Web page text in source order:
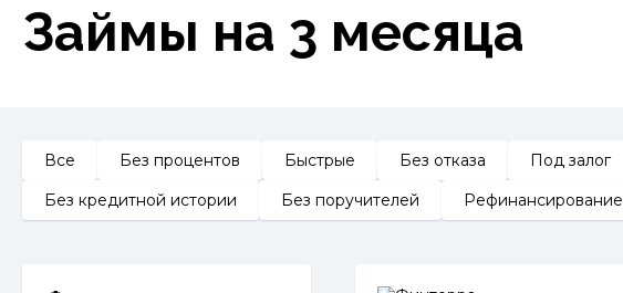
Займы на 3 месяца
Все Без процентов Быстрые Без отказа Под залог
Без кредитной истории
Без поручителей Рефинансирование